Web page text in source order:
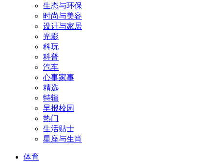
生态与环保
时尚与美容
设计与家居
光影
科玩
科普
汽车
心事家事
精选
特辑
早报校园
热门
生活贴士
星座与生肖
体育